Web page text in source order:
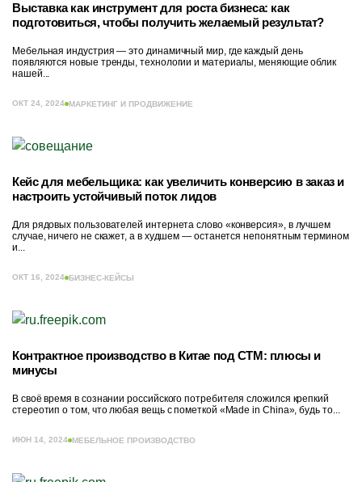
Выставка как инструмент для роста бизнеса: как
подготовиться, чтобы получить желаемый результат?
Мебельная индустрия — это динамичный мир, где каждый день
появляются новые тренды, технологии и материалы, меняющие облик
нашей...
ОКТ 24, 2024 МАРКЕТИНГ И ПРОДВИЖЕНИЕ
Кейс для мебельщика: как увеличить конверсию в заказ и
настроить устойчивый поток лидов
Для рядовых пользователей интернета слово «конверсия», в лучшем
случае, ничего не скажет, а в худшем — останется непонятным термином
и...
ОКТ 16, 2024 БИЗНЕС-КЕЙСЫ
Контрактное производство в Китае под СТМ: плюсы и
минусы
В своё время в сознании российского потребителя сложился крепкий
стереотип о том, что любая вещь с пометкой «Made in China», будь то...
ИЮН 14, 2024 МЕБЕЛЬНОЕ ПРОИЗВОДСТВО